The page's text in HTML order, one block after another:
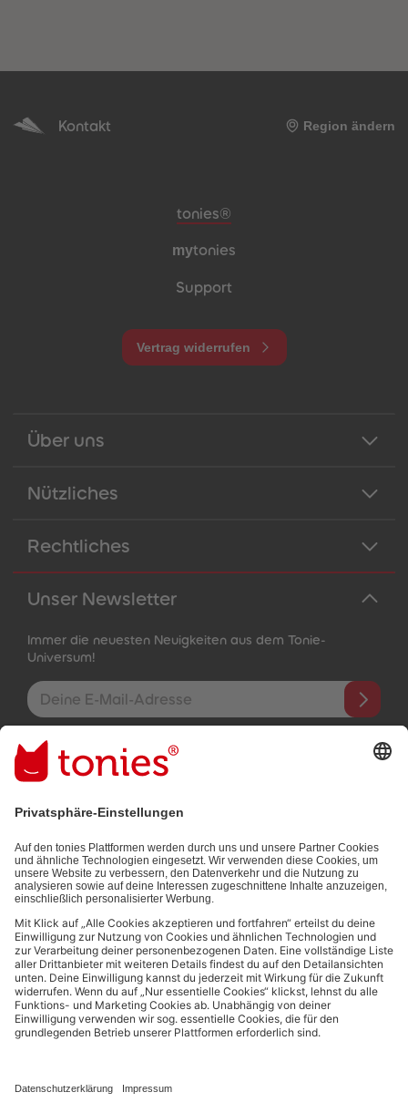
Kontakt Region ändern
Meta-Navigation Footer
tonies®
mytonies
Support
Vertrag widerrufen
Über uns
Nützliches
Rechtliches
Unser Newsletter
Immer die neuesten Neuigkeiten aus dem Tonie-
Universum!
E-Mail-Addresse
Mit dem Absenden abonnierst du unseren E-Mail-Newsletter, der
auf den von dir bereitgestellten Informationen (z.B. Account-
informationen) und den von dir zu Werbezwecken bereitgestellten
Datenschutzbestimmungen.
Bezahlmethoden:
Links zu sozialen Netzwerken
Die Nutzung der Inhalte für Text- und Data-Mining von (generativen) KI